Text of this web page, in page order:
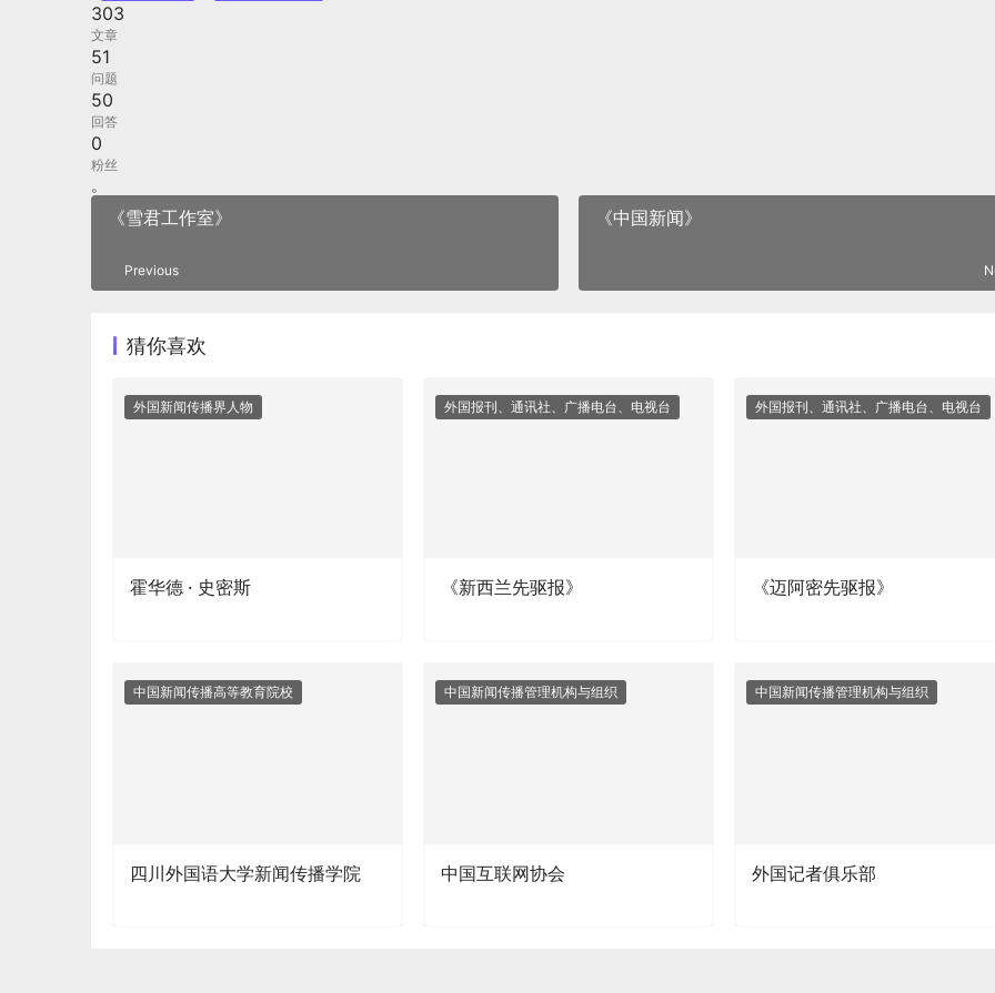
303
文章
51
问题
50
回答
0
粉丝
。
《雪君工作室》
Previous
《中国新闻》
猜你喜欢
外国新闻传播界人物
霍华德 · 史密斯
外国报刊、通讯社、广播电台、电视台
《新西兰先驱报》
外国报刊、通讯社、广播电台、电视台
《迈阿密先驱报》
中国新闻传播高等教育院校
四川外国语大学新闻传播学院
中国新闻传播管理机构与组织
中国互联网协会
中国新闻传播管理机构与组织
外国记者俱乐部